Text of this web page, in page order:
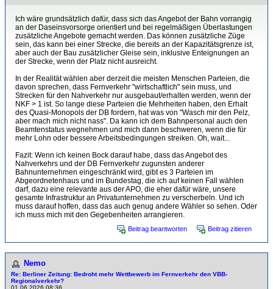
Ich wäre grundsätzlich dafür, dass sich das Angebot der Bahn vorrangig
an der Daseinsvorsorge orientiert und bei regelmäßigen Überlastungen
zusätzliche Angebote gemacht werden. Das können zusätzliche Züge
sein, das kann bei einer Strecke, die bereits an der Kapazitätsgrenze ist,
aber auch der Bau zusätzlicher Gleise sein, inklusive Enteignungen an
der Strecke, wenn der Platz nicht ausreicht.
In der Realität wählen aber derzeit die meisten Menschen Parteien, die
davon sprechen, dass Fernverkehr "wirtschaftlich" sein muss, und
Strecken für den Nahverkehr nur ausgebaut/erhalten werden, wenn der
NKF > 1 ist. So lange diese Parteien die Mehrheiten haben, den Erhalt
des Quasi-Monopols der DB fordern, hat was von "Wasch mir den Pelz,
aber mach mich nicht nass". Da kann ich dem Bahnpersonal auch den
Beamtenstatus wegnehmen und mich dann beschweren, wenn die für
mehr Lohn oder bessere Arbeitsbedingungen streiken. Oh, wait...
Fazit: Wenn ich keinen Bock darauf habe, dass das Angebot des
Nahverkehrs und der DB Fernverkehr zugunsten anderer
Bahnunternehmen eingeschränkt wird, gibt es 3 Parteien im
Abgeordnetenhaus und im Bundestag, die ich auf keinen Fall wählen
darf, dazu eine relevante aus der APO, die eher dafür wäre, unsere
gesamte Infrastruktur an Privatunternehmen zu verscherbeln. Und ich
muss darauf hoffen, dass das auch genug andere Wähler so sehen. Oder
ich muss mich mit den Gegebenheiten arrangieren.
Beitrag beantworten Beitrag zitieren
Nemo
Re: Berliner Zeitung: Bedroht mehr Wettbewerb im Fernverkehr den VBB-
Regionalverkehr?
01.06.2026 08:36